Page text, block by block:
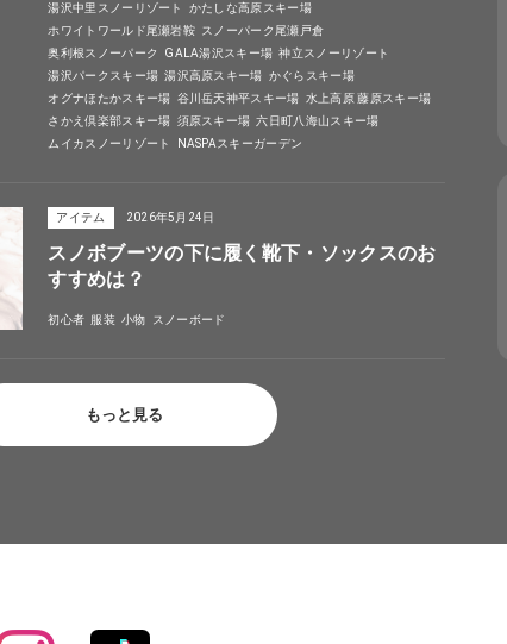
湯沢中里スノーリゾート
かたしな高原スキー場
ホワイトワールド尾瀬岩鞍 スノーパーク尾瀬戸倉
奥利根スノーパーク
GALA湯沢スキー場 神立スノーリゾート
湯沢パークスキー場 湯沢高原スキー場 かぐらスキー場
オグナほたかスキー場 谷川岳天神平スキー場 水上高原 藤原スキー場
さかえ倶楽部スキー場 須原スキー場 六日町八海山スキー場
ムイカスノーリゾート
NASPAスキーガーデン
アイテム 2026年5月24日
スノボブーツの下に履く靴下・ソックスのお
すすめは？
初心者 服装 小物 スノーボード
もっと見る